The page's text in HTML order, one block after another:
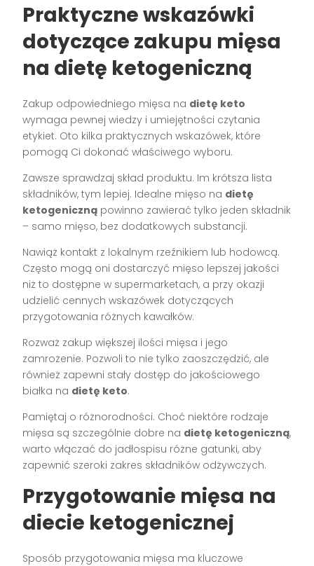
Praktyczne wskazówki
dotyczące zakupu mięsa
na dietę ketogeniczną
Zakup odpowiedniego mięsa na dietę keto
wymaga pewnej wiedzy i umiejętności czytania
etykiet. Oto kilka praktycznych wskazówek, które
pomogą Ci dokonać właściwego wyboru.
Zawsze sprawdzaj skład produktu. Im krótsza lista
składników, tym lepiej. Idealne mięso na dietę
ketogeniczną powinno zawierać tylko jeden składnik
– samo mięso, bez dodatkowych substancji.
Nawiąż kontakt z lokalnym rzeźnikiem lub hodowcą.
Często mogą oni dostarczyć mięso lepszej jakości
niż to dostępne w supermarketach, a przy okazji
udzielić cennych wskazówek dotyczących
przygotowania różnych kawałków.
Rozważ zakup większej ilości mięsa i jego
zamrożenie. Pozwoli to nie tylko zaoszczędzić, ale
również zapewni stały dostęp do jakościowego
białka na dietę keto.
Pamiętaj o różnorodności. Choć niektóre rodzaje
mięsa są szczególnie dobre na dietę ketogeniczną,
warto włączać do jadłospisu różne gatunki, aby
zapewnić szeroki zakres składników odżywczych.
Przygotowanie mięsa na
diecie ketogenicznej
Sposób przygotowania mięsa ma kluczowe